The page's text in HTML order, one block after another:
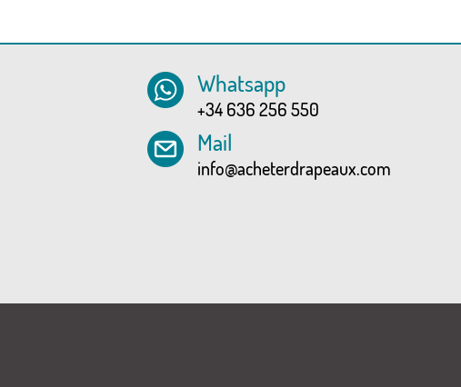
Whatsapp
+34 636 256 550
Mail
info@acheterdrapeaux.com